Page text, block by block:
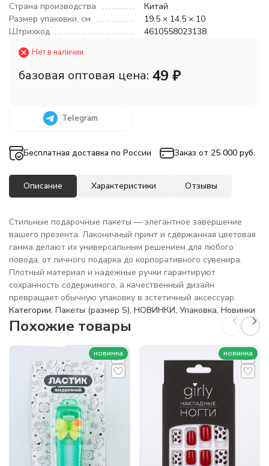
Страна производства
Китай
Размер упаковки, см
19.5 × 14.5 × 10
Штрихкод
4610558023138
Нет в наличии
базовая оптовая цена: 49 ₽
Telegram
Бесплатная доставка по России Заказ от 25 000 руб.
Описание Характеристики Отзывы
Стильные подарочные пакеты — элегантное завершение
вашего презента. Лаконичный принт и сдержанная цветовая
гамма делают их универсальным решением для любого
повода, от личного подарка до корпоративного сувенира.
Плотный материал и надежные ручки гарантируют
сохранность содержимого, а качественный дизайн
превращает обычную упаковку в эстетичный аксессуар.
Категории: Пакеты (размер S), НОВИНКИ, Упаковка, Новинки
Похожие товары
новинка новинка